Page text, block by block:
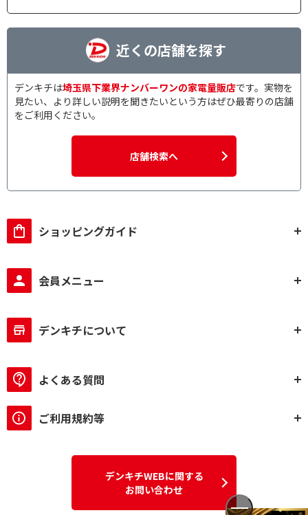
近くの店舗を探す
デンキチは埼玉県下業界ナンバーワンの家電量販店です。実物を
見たい、より詳しい説明を聞きたいという方はぜひ最寄りの店舗
をご利用ください。
店舗検索へ
ショッピングガイド
会員メニュー
デンキチについて
よくある質問
ご利用規約等
デンキチWEBに関する
お問い合わせ